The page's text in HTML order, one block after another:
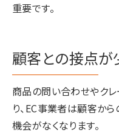
重要です。
顧客との接点が
商品の問い合わせやク
り、EC事業者は顧客か
機会がなくなります。